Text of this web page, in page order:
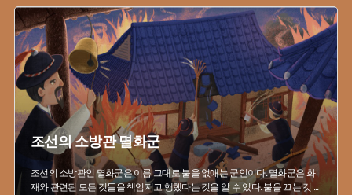
#도깨비 #전라북도 마을신앙
조선의 소방관 멸화군
조선의 소방관인 멸화군은 이름 그대로 불을 없애는 군인이다. 멸화군은 화
재와 관련된 모든 것들을 책임지고 행했다는 것을 알 수 있다. 불을 끄는 것 ...